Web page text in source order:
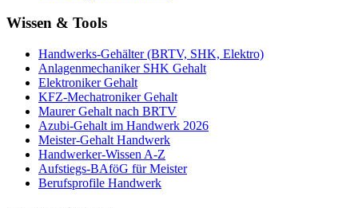
Wissen & Tools
Handwerks-Gehälter (BRTV, SHK, Elektro)
Anlagenmechaniker SHK Gehalt
Elektroniker Gehalt
KFZ-Mechatroniker Gehalt
Maurer Gehalt nach BRTV
Azubi-Gehalt im Handwerk 2026
Meister-Gehalt Handwerk
Handwerker-Wissen A-Z
Aufstiegs-BAföG für Meister
Berufsprofile Handwerk